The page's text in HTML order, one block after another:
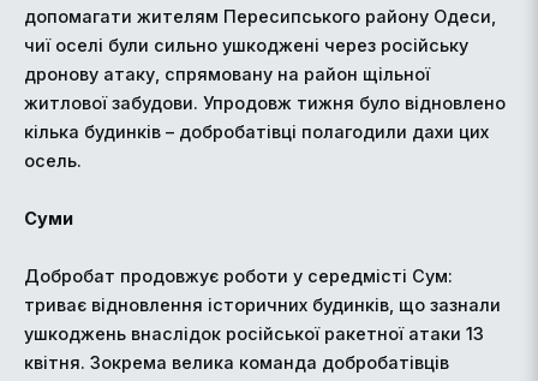
допомагати жителям Пересипського району Одеси,
чиї оселі були сильно ушкоджені через російську
дронову атаку, спрямовану на район щільної
житлової забудови. Упродовж тижня було відновлено
кілька будинків – добробатівці полагодили дахи цих
осель.
Суми
Добробат продовжує роботи у середмісті Сум:
триває відновлення історичних будинків, що зазнали
ушкоджень внаслідок російської ракетної атаки 13
квітня. Зокрема велика команда добробатівців